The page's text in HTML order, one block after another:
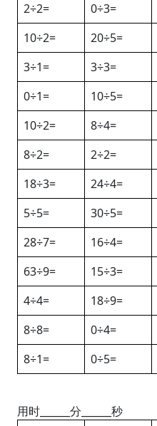
2÷2=
0÷3=
10÷2=
20÷5=
3÷1=
3÷3=
0÷1=
10÷5=
10÷2=
8÷4=
8÷2=
2÷2=
18÷3=
24÷4=
5÷5=
30÷5=
28÷7=
16÷4=
63÷9=
15÷3=
4÷4=
18÷9=
8÷8=
0÷4=
8÷1=
0÷5=
用时______分______秒